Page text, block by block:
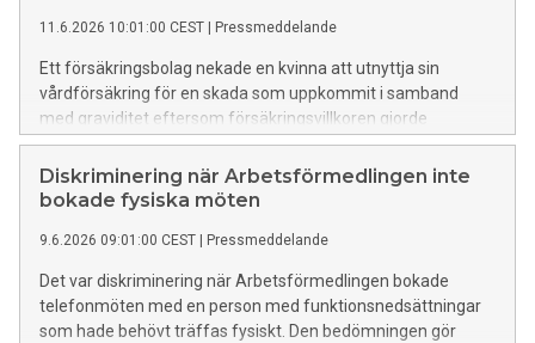
11.6.2026 10:01:00 CEST Pressmeddelande
Ett försäkringsbolag nekade en kvinna att utnyttja sin
vårdförsäkring för en skada som uppkommit i samband
med graviditet eftersom försäkringsvillkoren gjorde
undantag för sådana skador.
Diskrimineringsombudsmannen, DO, menar att kvinnan
utsatts för könsdiskriminering och begär nu att
henne.
Diskriminering när Arbetsförmedlingen inte
bokade fysiska möten
9.6.2026 09:01:00 CEST Pressmeddelande
Det var diskriminering när Arbetsförmedlingen bokade
telefonmöten med en person med funktionsnedsättningar
som hade behövt träffas fysiskt. Den bedömningen gör